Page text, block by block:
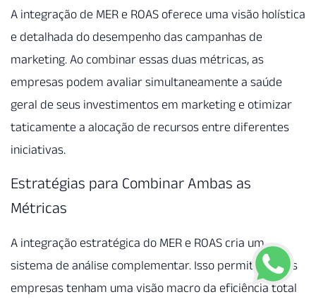
A integração de MER e ROAS oferece uma visão holística
e detalhada do desempenho das campanhas de
marketing. Ao combinar essas duas métricas, as
empresas podem avaliar simultaneamente a saúde
geral de seus investimentos em marketing e otimizar
taticamente a alocação de recursos entre diferentes
iniciativas.
Estratégias para Combinar Ambas as
Métricas
A integração estratégica do MER e ROAS cria um
sistema de análise complementar. Isso permite que as
empresas tenham uma visão macro da eficiência total